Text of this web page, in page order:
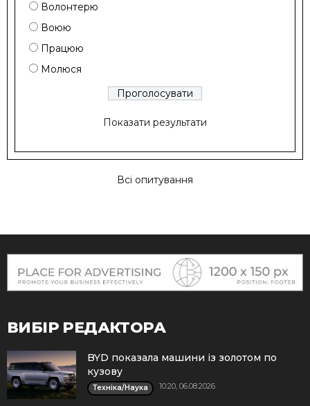
Волонтерю
Воюю
Працюю
Молюся
Показати результати
Всі опитування
ВИБІР РЕДАКТОРА
BYD показала машини із золотом по
кузову
Техніка/Наука 10:20, 06.08.2026